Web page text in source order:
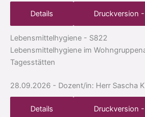
Details Druckversion -
Lebensmittelhygiene - S822
Lebensmittelhygiene im
Tagesstätten
28.09.2026 - Dozent/in: Herr Sascha
Details Druckversion -